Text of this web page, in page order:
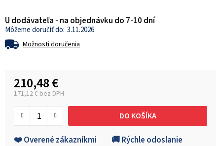
U dodávateľa - na objednávku do 7-10 dní
3.11.2026
Možnosti doručenia
210,48 €
171,12 € bez DPH
DO KOŠÍKA
❤️ Overené zákazníkmi
🚚 Rýchle odoslanie